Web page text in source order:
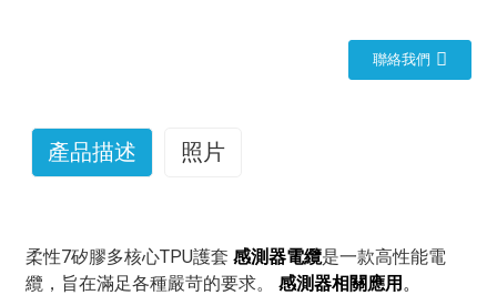
聯絡我們
產品描述 照片
柔性7矽膠多核心TPU護套 感測器電纜是一款高性能電
纜，旨在滿足各種嚴苛的要求。 感測器相關應用 。